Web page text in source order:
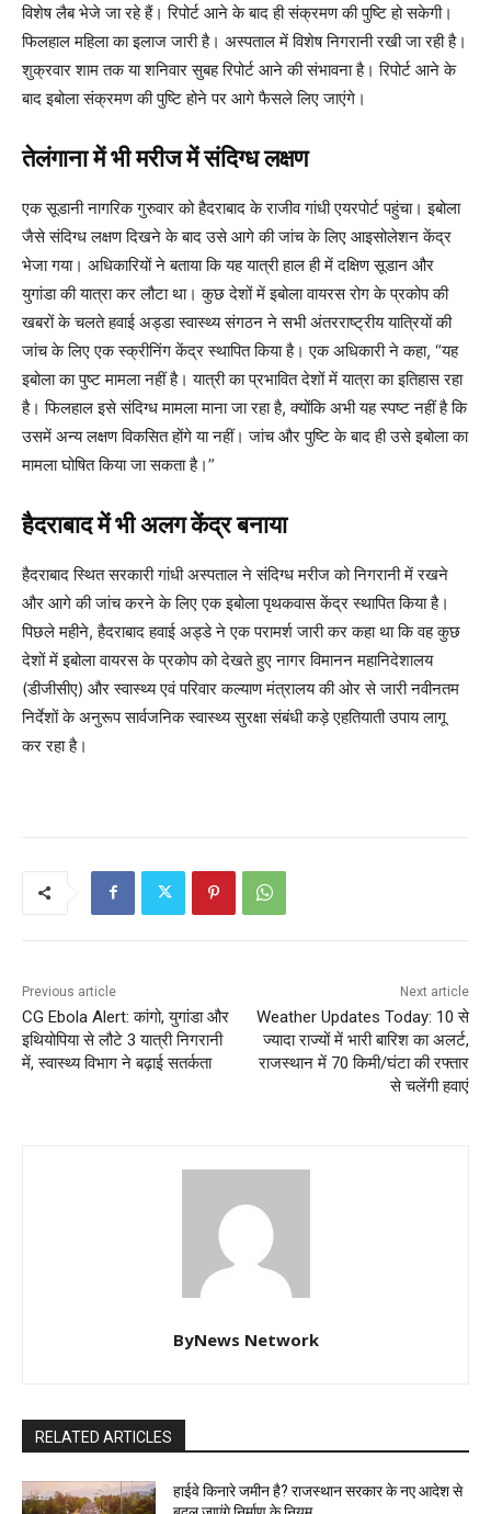
विशेष लैब भेजे जा रहे हैं। रिपोर्ट आने के बाद ही संक्रमण की पुष्टि हो सकेगी।
फिलहाल महिला का इलाज जारी है। अस्पताल में विशेष निगरानी रखी जा रही है।
शुक्रवार शाम तक या शनिवार सुबह रिपोर्ट आने की संभावना है। रिपोर्ट आने के
बाद इबोला संक्रमण की पुष्टि होने पर आगे फैसले लिए जाएंगे।
तेलंगाना में भी मरीज में संदिग्ध लक्षण
एक सूडानी नागरिक गुरुवार को हैदराबाद के राजीव गांधी एयरपोर्ट पहुंचा। इबोला
जैसे संदिग्ध लक्षण दिखने के बाद उसे आगे की जांच के लिए आइसोलेशन केंद्र
भेजा गया। अधिकारियों ने बताया कि यह यात्री हाल ही में दक्षिण सूडान और
युगांडा की यात्रा कर लौटा था। कुछ देशों में इबोला वायरस रोग के प्रकोप की
खबरों के चलते हवाई अड्डा स्वास्थ्य संगठन ने सभी अंतरराष्ट्रीय यात्रियों की
जांच के लिए एक स्क्रीनिंग केंद्र स्थापित किया है। एक अधिकारी ने कहा, “यह
इबोला का पुष्ट मामला नहीं है। यात्री का प्रभावित देशों में यात्रा का इतिहास रहा
है। फिलहाल इसे संदिग्ध मामला माना जा रहा है, क्योंकि अभी यह स्पष्ट नहीं है कि
उसमें अन्य लक्षण विकसित होंगे या नहीं। जांच और पुष्टि के बाद ही उसे इबोला का
मामला घोषित किया जा सकता है।”
हैदराबाद में भी अलग केंद्र बनाया
हैदराबाद स्थित सरकारी गांधी अस्पताल ने संदिग्ध मरीज को निगरानी में रखने
और आगे की जांच करने के लिए एक इबोला पृथकवास केंद्र स्थापित किया है।
पिछले महीने, हैदराबाद हवाई अड्डे ने एक परामर्श जारी कर कहा था कि वह कुछ
देशों में इबोला वायरस के प्रकोप को देखते हुए नागर विमानन महानिदेशालय
(डीजीसीए) और स्वास्थ्य एवं परिवार कल्याण मंत्रालय की ओर से जारी नवीनतम
निर्देशों के अनुरूप सार्वजनिक स्वास्थ्य सुरक्षा संबंधी कड़े एहतियाती उपाय लागू
कर रहा है।
Previous article
CG Ebola Alert: कांगो, युगांडा और
इथियोपिया से लौटे 3 यात्री निगरानी
में, स्वास्थ्य विभाग ने बढ़ाई सतर्कता
Next article
Weather Updates Today: 10 से
ज्यादा राज्यों में भारी बारिश का अलर्ट,
राजस्थान में 70 किमी/घंटा की रफ्तार
से चलेंगी हवाएं
ByNews Network
RELATED ARTICLES
हाईवे किनारे जमीन है? राजस्थान सरकार के नए आदेश से